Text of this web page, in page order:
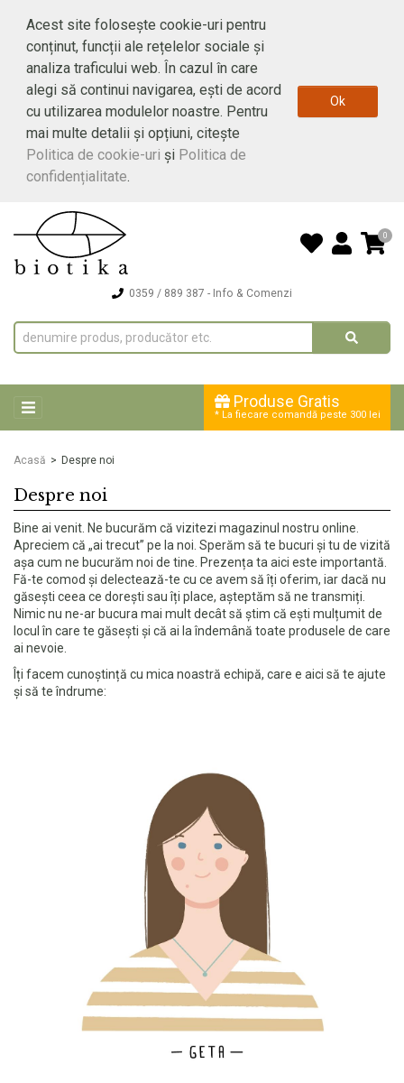
Acest site folosește cookie-uri pentru
conținut, funcții ale rețelelor sociale și
analiza traficului web. În cazul în care
alegi să continui navigarea, ești de acord
cu utilizarea modulelor noastre. Pentru
mai multe detalii și opțiuni, citește
Politica de cookie-uri și Politica de
confidențialitate.
Ok
0
0359 / 889 387 - Info & Comenzi
Produse Gratis
* La fiecare comandă peste 300 lei
Acasă Despre noi
Despre noi
Bine ai venit. Ne bucurăm că vizitezi magazinul nostru online.
Apreciem că „ai trecut” pe la noi. Sperăm să te bucuri și tu de vizită
așa cum ne bucurăm noi de tine. Prezența ta aici este importantă.
Fă-te comod și delectează-te cu ce avem să îți oferim, iar dacă nu
găsești ceea ce dorești sau îți place, așteptăm să ne transmiți.
Nimic nu ne-ar bucura mai mult decât să știm că ești mulțumit de
locul în care te găsești și că ai la îndemână toate produsele de care
ai nevoie.
Îți facem cunoștință cu mica noastră echipă, care e aici să te ajute
și să te îndrume: